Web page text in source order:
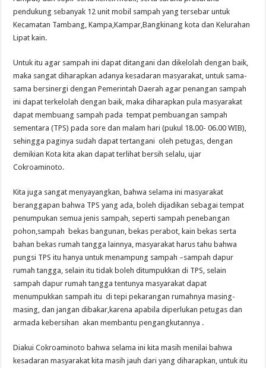
pendukung sebanyak 12 unit mobil sampah yang tersebar untuk
Kecamatan Tambang, Kampa,Kampar,Bangkinang kota dan Kelurahan
Lipat kain.
Untuk itu agar sampah ini dapat ditangani dan dikelolah dengan baik,
maka sangat diharapkan adanya kesadaran masyarakat, untuk sama-
sama bersinergi dengan Pemerintah Daerah agar penangan sampah
ini dapat terkelolah dengan baik, maka diharapkan pula masyarakat
dapat membuang sampah pada tempat pembuangan sampah
sementara (TPS) pada sore dan malam hari (pukul 18.00- 06.00 WIB),
sehingga paginya sudah dapat tertangani oleh petugas, dengan
demikian Kota kita akan dapat terlihat bersih selalu, ujar
Cokroaminoto.
Kita juga sangat menyayangkan, bahwa selama ini masyarakat
beranggapan bahwa TPS yang ada, boleh dijadikan sebagai tempat
penumpukan semua jenis sampah, seperti sampah penebangan
pohon,sampah bekas bangunan, bekas perabot, kain bekas serta
bahan bekas rumah tangga lainnya, masyarakat harus tahu bahwa
pungsi TPS itu hanya untuk menampung sampah –sampah dapur
rumah tangga, selain itu tidak boleh ditumpukkan di TPS, selain
sampah dapur rumah tangga tentunya masyarakat dapat
menumpukkan sampah itu di tepi pekarangan rumahnya masing-
masing, dan jangan dibakar,karena apabila diperlukan petugas dan
armada kebersihan akan membantu pengangkutannya .
Diakui Cokroaminoto bahwa selama ini kita masih menilai bahwa
kesadaran masyarakat kita masih jauh dari yang diharapkan, untuk itu